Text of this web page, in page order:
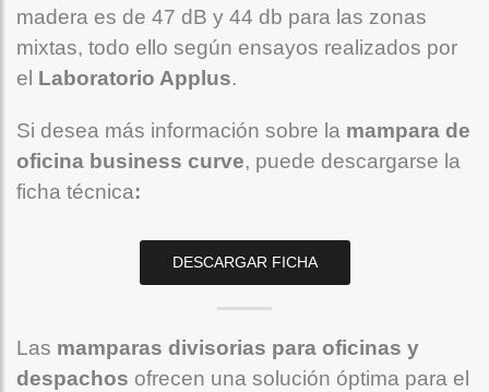
madera es de 47 dB y 44 db para las zonas
mixtas, todo ello según ensayos realizados por
el Laboratorio Applus.
Si desea más información sobre la mampara de
oficina business curve, puede descargarse la
ficha técnica:
DESCARGAR FICHA
Las mamparas divisorias para oficinas y
despachos ofrecen una solución óptima para el